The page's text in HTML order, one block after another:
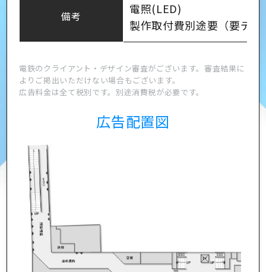
ニュース
備考
電照(LED)
製作取付費別途要（要デ
電鉄のクライアント・デザイン審査がございます。審査結果に
よりご掲出いただけない場合もございます。
広告料金は全て税別です。別途消費税が必要です。
広告配置図